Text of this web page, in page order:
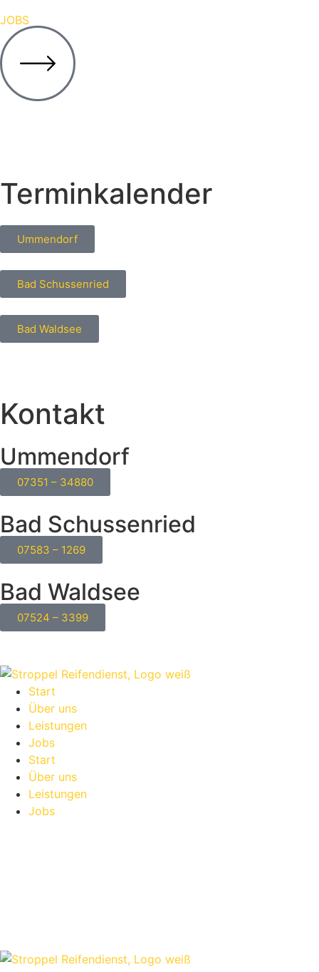
JOBS
Terminkalender
Ummendorf
Bad Schussenried
Bad Waldsee
Kontakt
Ummendorf
07351 – 34880
Bad Schussenried
07583 – 1269
Bad Waldsee
07524 – 3399
Start
Über uns
Leistungen
Jobs
Start
Über uns
Leistungen
Jobs